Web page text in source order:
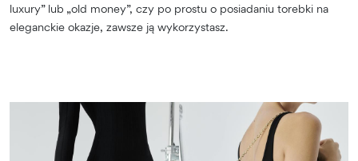
luxury” lub „old money”, czy po prostu o posiadaniu torebki na
eleganckie okazje, zawsze ją wykorzystasz.